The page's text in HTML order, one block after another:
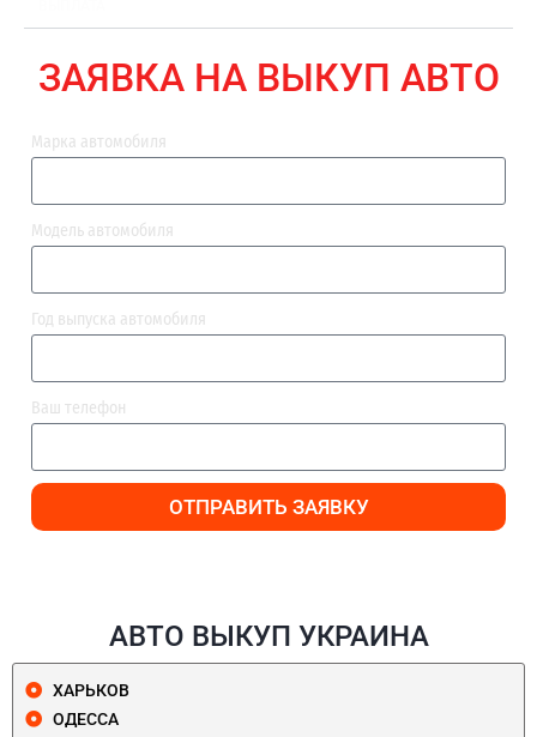
ЗАЯВКА НА ВЫКУП АВТО
Марка автомобиля
Модель автомобиля
Год выпуска автомобиля
Ваш телефон
ОТПРАВИТЬ ЗАЯВКУ
АВТО ВЫКУП УКРАИНА
ХАРЬКОВ
ОДЕССА